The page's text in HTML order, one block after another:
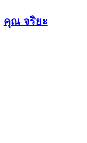
คุณ จริยะ